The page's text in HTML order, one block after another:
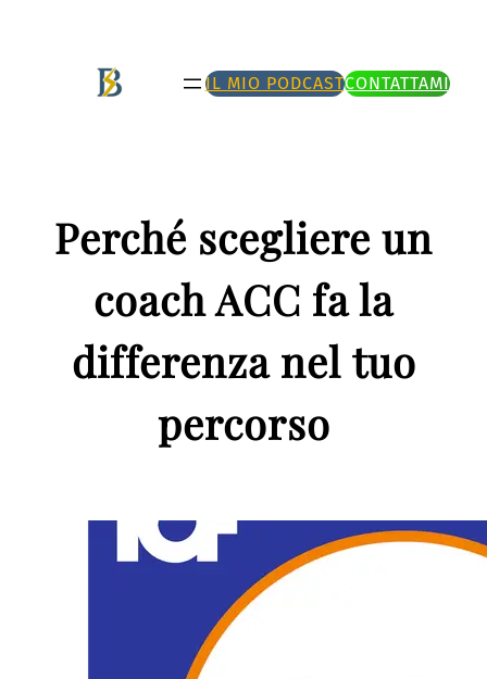
contenuto
IL MIO PODCASTCONTATTAMI
Perché scegliere un
coach ACC fa la
differenza nel tuo
percorso